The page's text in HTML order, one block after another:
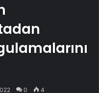
0 4